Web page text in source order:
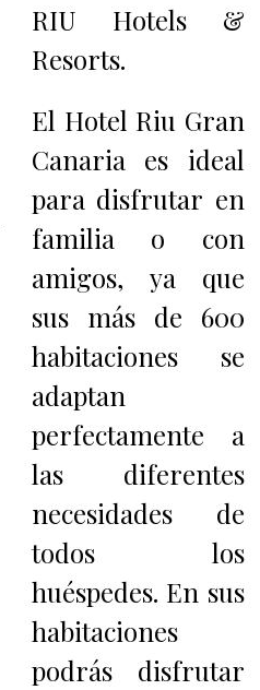
RIU Hotels &
Resorts.
El Hotel Riu Gran
Canaria es ideal
para disfrutar en
familia o con
amigos, ya que
sus más de 600
habitaciones se
adaptan
perfectamente a
las diferentes
necesidades de
todos los
huéspedes. En sus
habitaciones
podrás disfrutar